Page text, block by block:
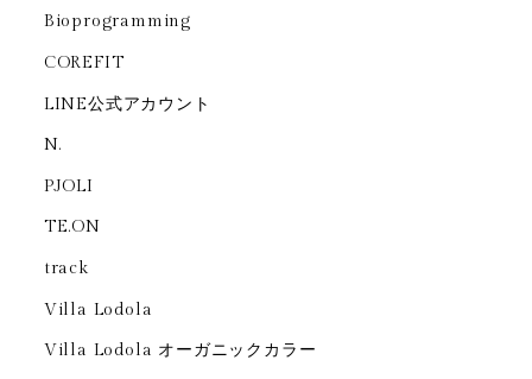
Bioprogramming
COREFIT
LINE公式アカウント
N.
PJOLI
TE.ON
track
Villa Lodola
Villa Lodola オーガニックカラー